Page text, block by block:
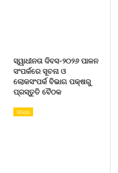
ସ୍ୱାଧୀନତା ଦିବସ-୨୦୨୬ ପାଳନ
ସଂପର୍କରେ ସୂଚନା ଓ
ଲୋକସଂପର୍କ ବିଭାଗ ପକ୍ଷରୁ
ପ୍ରସ୍ତୁତି ବୈଠକ
ରାଜ୍ୟ